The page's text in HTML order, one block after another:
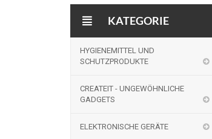
KATEGORIE
HYGIENEMITTEL UND
SCHUTZPRODUKTE
CREATEIT - UNGEWÖHNLICHE
GADGETS
ELEKTRONISCHE GERÄTE